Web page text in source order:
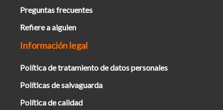
Preguntas frecuentes
Refiere a alguien
Información legal
Política de tratamiento de datos personales
Políticas de salvaguarda
Política de calidad